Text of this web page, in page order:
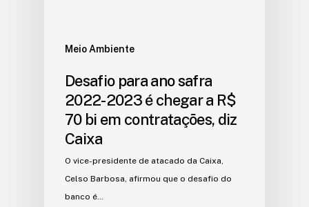
Meio Ambiente
Desafio para ano safra
2022-2023 é chegar a R$
70 bi em contratações, diz
Caixa
O vice-presidente de atacado da Caixa,
Celso Barbosa, afirmou que o desafio do
banco é…